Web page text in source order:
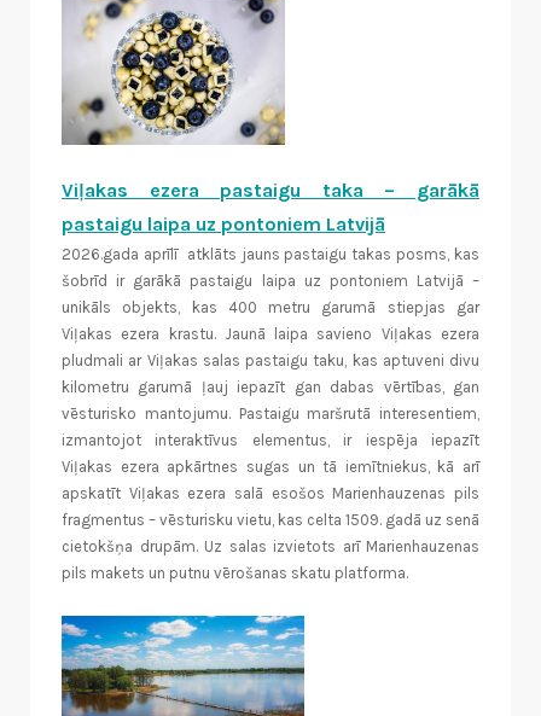
Viļakas ezera pastaigu taka – garākā
pastaigu laipa uz pontoniem Latvijā
2026.gada aprīlī atklāts jauns pastaigu takas posms, kas
šobrīd ir garākā pastaigu laipa uz pontoniem Latvijā –
unikāls objekts, kas 400 metru garumā stiepjas gar
Viļakas ezera krastu. Jaunā laipa savieno Viļakas ezera
pludmali ar Viļakas salas pastaigu taku, kas aptuveni divu
kilometru garumā ļauj iepazīt gan dabas vērtības, gan
vēsturisko mantojumu. Pastaigu maršrutā interesentiem,
izmantojot interaktīvus elementus, ir iespēja iepazīt
Viļakas ezera apkārtnes sugas un tā iemītniekus, kā arī
apskatīt Viļakas ezera salā esošos Marienhauzenas pils
fragmentus – vēsturisku vietu, kas celta 1509. gadā uz senā
cietokšņa drupām. Uz salas izvietots arī Marienhauzenas
pils makets un putnu vērošanas skatu platforma.